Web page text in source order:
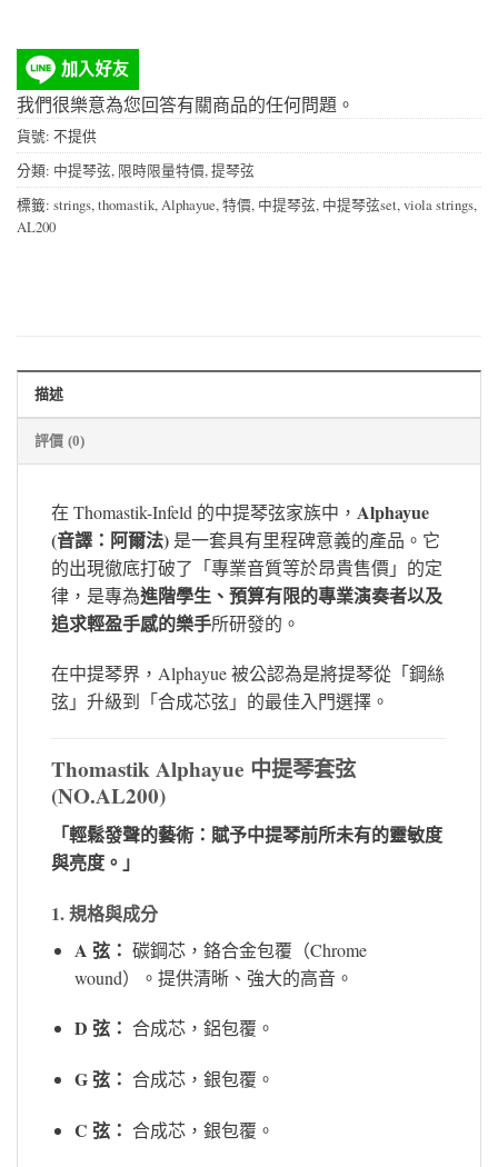
我們很樂意為您回答有關商品的任何問題。
貨號: 不提供
分類: 中提琴弦, 限時限量特價,提琴弦
標籤: strings,thomastik,Alphayue,特價, 中提琴弦, 中提琴弦set,viola strings,
AL200
描述
評價 (0)
在 Thomastik-Infeld 的中提琴弦家族中， Alphayue
(音譯：阿爾法) 是一套具有里程碑意義的產品。它
的出現徹底打破了「專業音質等於昂貴售價」的定
律，是專為進階學生、預算有限的專業演奏者以及
追求輕盈手感的樂手所研發的。
在中提琴界，Alphayue 被公認為是將提琴從「鋼絲
弦」升級到「合成芯弦」的最佳入門選擇。
Thomastik Alphayue 中提琴套弦
(NO.AL200)
「輕鬆發聲的藝術：賦予中提琴前所未有的靈敏度
與亮度。」
1. 規格與成分
A 弦： 碳鋼芯，鉻合金包覆（Chrome
wound）。提供清晰、強大的高音。
D 弦： 合成芯，鋁包覆。
G 弦： 合成芯，銀包覆。
C 弦： 合成芯，銀包覆。